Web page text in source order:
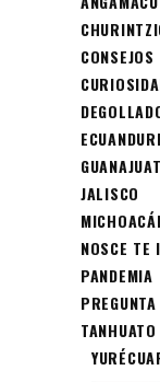
CONSEJOS
JALISCO
NOSCE TE
PANDEMIA
TANHUATO